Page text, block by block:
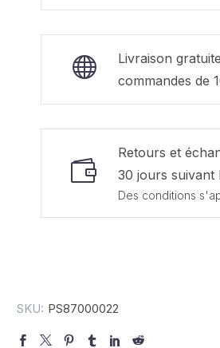
Livraison
commandes de
Retours et
30 jours suivant
Des conditions
SKU: PS87000022